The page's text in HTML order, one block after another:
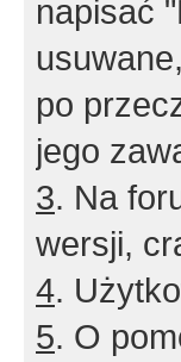
napisać
po
jego
3. Na
wersji,
4.
5. O